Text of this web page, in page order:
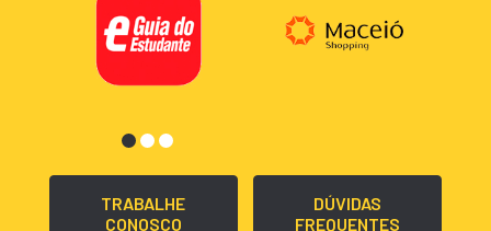
TRABALHE
CONOSCO
DÚVIDAS
FREQUENTES